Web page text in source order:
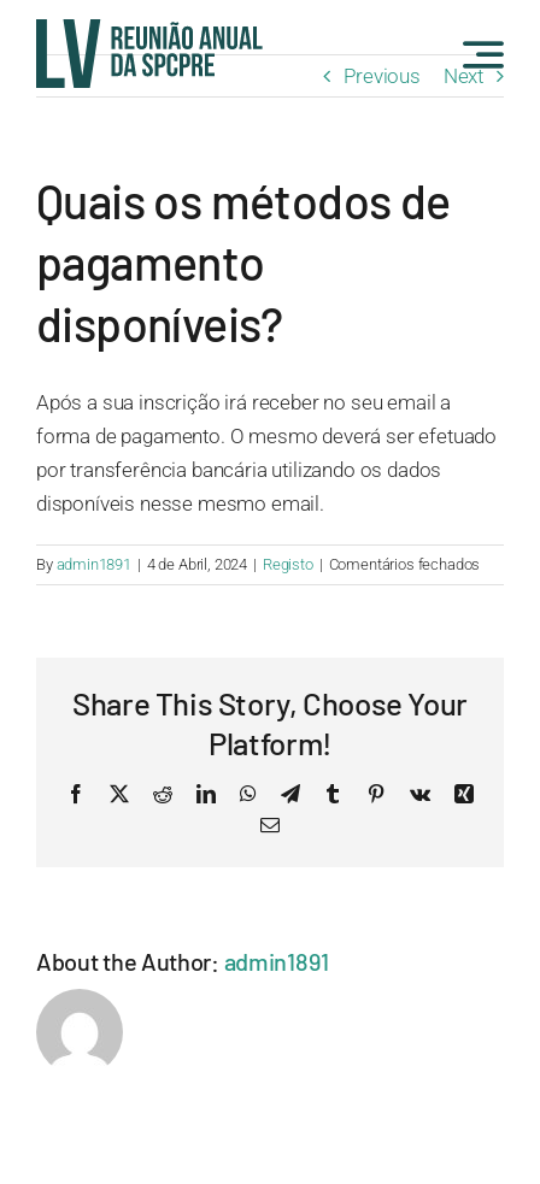
content
Previous Next
Quais os métodos de
pagamento
disponíveis?
Após a sua inscrição irá receber no seu email a
forma de pagamento. O mesmo deverá ser efetuado
por transferência bancária utilizando os dados
disponíveis nesse mesmo email.
By admin1891 | 4 de Abril, 2024 | Registo | Comentários fechados
Quais
Share This Story, Choose Your
Platform!
Facebook
X RedditLinkedInWhatsApp
TelegramTumblr PinterestVk
Xing
Email
About the Author: admin1891